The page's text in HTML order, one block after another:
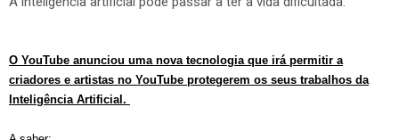
O YouTube anunciou uma nova tecnologia que irá permitir a
criadores e artistas no YouTube protegerem os seus trabalhos da
Inteligência Artificial.